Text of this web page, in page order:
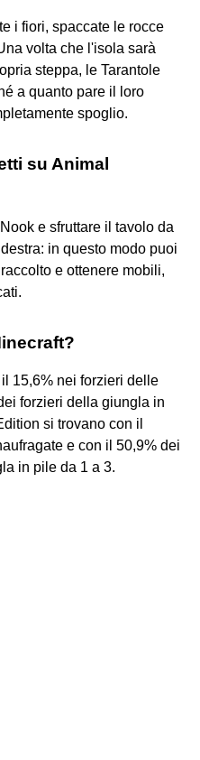
i fiori, spaccate le rocce
volta che l'isola sarà
steppa, le Tarantole
a quanto pare il loro
spoglio.
su Animal
e sfruttare il tavolo da
in questo modo puoi
e ottenere mobili,
15,6% nei forzieri delle
forzieri della giungla in
si trovano con il
e con il 50,9% dei
in pile da 1 a 3.